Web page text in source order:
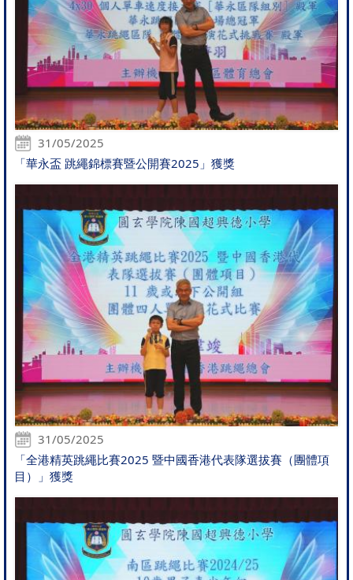
31/05/2025
「華永盃 跳繩錦標賽暨公開賽2025」獲獎
31/05/2025
「全港精英跳繩比賽2025 暨中國香港代表隊選拔賽（團體項
目）」獲獎